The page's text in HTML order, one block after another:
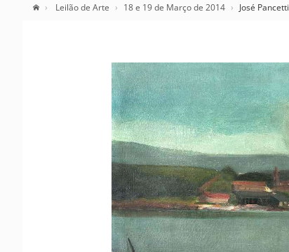
Leilão de Arte 18 e 19 de Março de 2014 José Pancetti